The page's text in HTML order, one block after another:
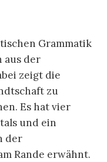
Grammatik
aus der
zeigt die
zu
Es hat vier
und ein
der
Rande erwähnt.